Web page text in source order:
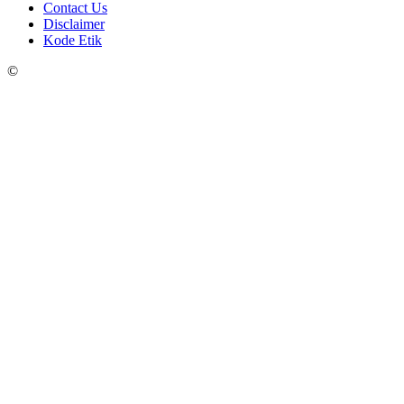
Contact Us
Disclaimer
Kode Etik
©